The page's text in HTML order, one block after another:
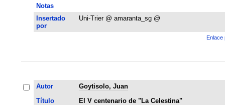
Notas
Insertado
por
Uni-Trier @ amaranta_sg @
Enlace
Autor
Goytisolo, Juan
Título
El V centenario de "La Celestina"